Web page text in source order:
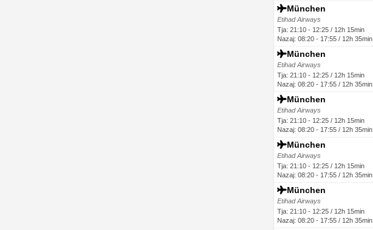
München
Etihad Airways
Tja: 21:10 - 12:25 / 12h 15min
Nazaj: 08:20 - 17:55 / 12h 35min
München
Etihad Airways
Tja: 21:10 - 12:25 / 12h 15min
Nazaj: 08:20 - 17:55 / 12h 35min
München
Etihad Airways
Tja: 21:10 - 12:25 / 12h 15min
Nazaj: 08:20 - 17:55 / 12h 35min
München
Etihad Airways
Tja: 21:10 - 12:25 / 12h 15min
Nazaj: 08:20 - 17:55 / 12h 35min
München
Etihad Airways
Tja: 21:10 - 12:25 / 12h 15min
Nazaj: 08:20 - 17:55 / 12h 35min